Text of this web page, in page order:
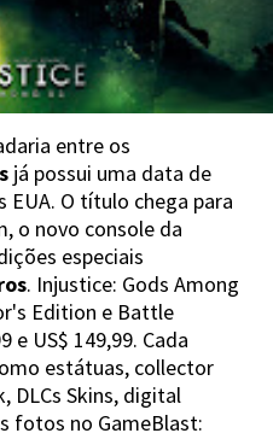
entre os
já possui uma data de
EUA. O título chega para
o novo console da
especiais
. Injustice: Gods Among
Edition e Battle
e US$ 149,99. Cada
estátuas, collector
DLCs Skins, digital
fotos no GameBlast: